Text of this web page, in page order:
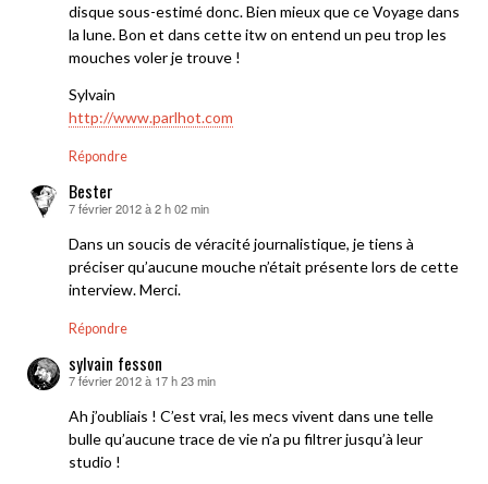
disque sous-estimé donc. Bien mieux que ce Voyage dans
la lune. Bon et dans cette itw on entend un peu trop les
mouches voler je trouve !
Sylvain
http://www.parlhot.com
Répondre
Bester
dit :
7 février 2012 à 2 h 02 min
Dans un soucis de véracité journalistique, je tiens à
préciser qu’aucune mouche n’était présente lors de cette
interview. Merci.
Répondre
sylvain fesson
dit :
7 février 2012 à 17 h 23 min
Ah j’oubliais ! C’est vrai, les mecs vivent dans une telle
bulle qu’aucune trace de vie n’a pu filtrer jusqu’à leur
studio !